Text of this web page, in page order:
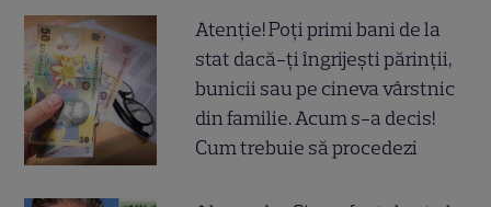
Atenție! Poți primi bani de la
stat dacă-ți îngrijești părinții,
bunicii sau pe cineva vârstnic
din familie. Acum s-a decis!
Cum trebuie să procedezi